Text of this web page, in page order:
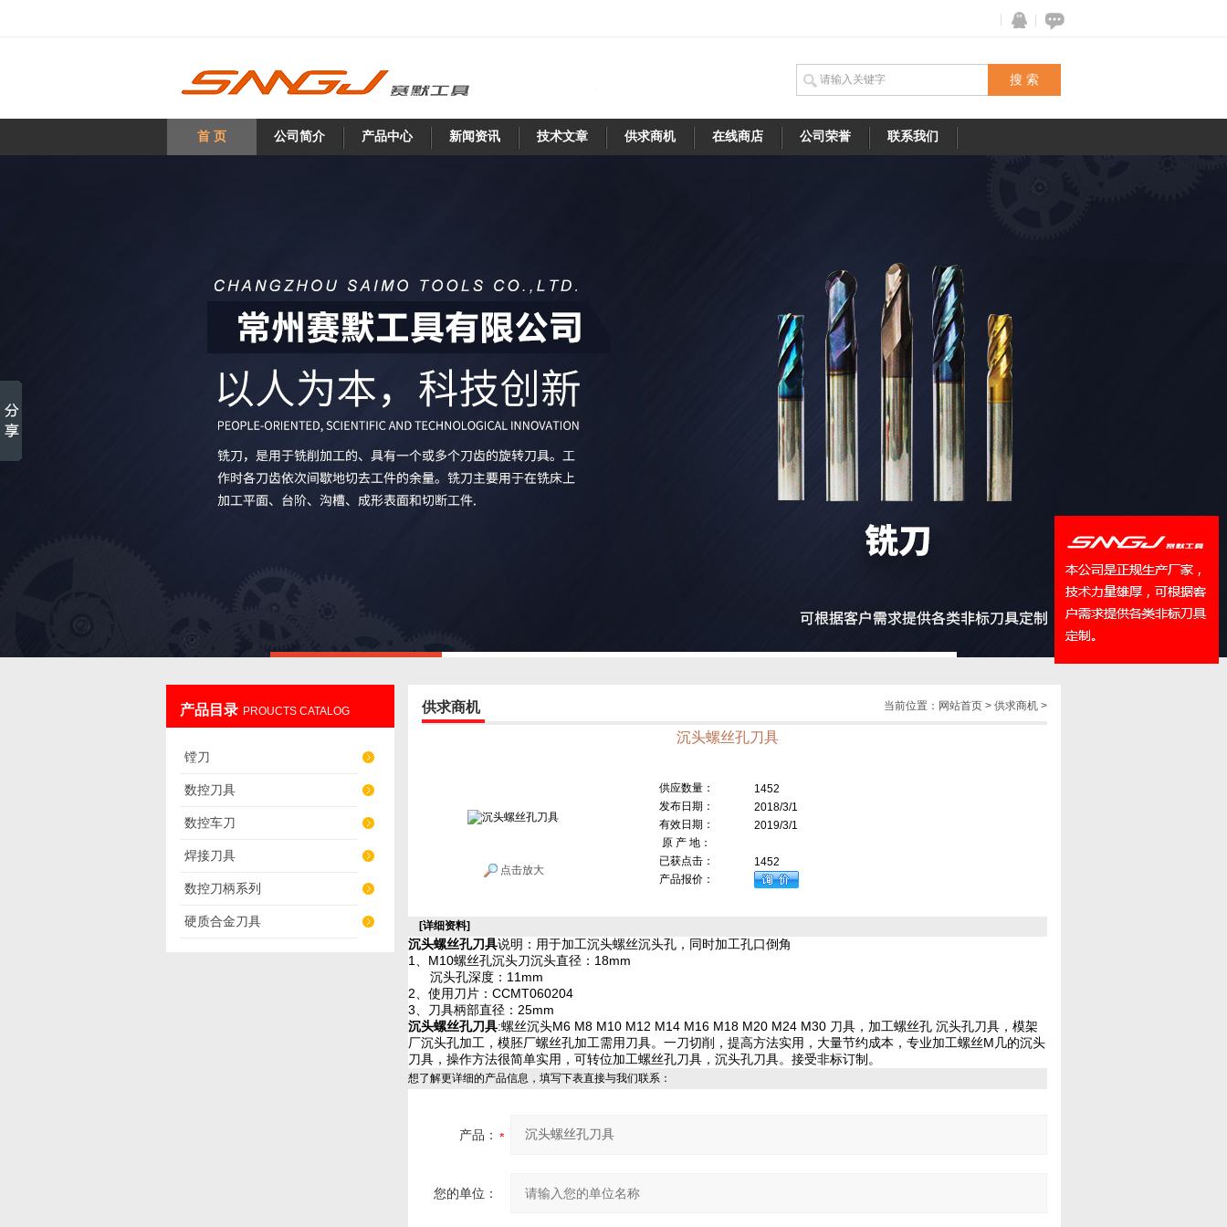
QQ
首 页 公司简介 产品中心 新闻资讯 技术文章 供求商机 在线商店 公司荣誉 联系我们
产品目录 PROUCTS CATALOG
镗刀
数控刀具
数控车刀
焊接刀具
数控刀柄系列
硬质合金刀具
当前位置： 网站首页 > 供求商机 >
供求商机
沉头螺丝孔刀具
点击放大
供应数量：
1452
发布日期：
2018/3/1
有效日期：
2019/3/1
原 产 地：
已获点击：
1452
产品报价：
[详细资料]
沉头螺丝孔刀具说明：用于加工沉头螺丝沉头孔，同时加工孔口倒角
1、M10螺丝孔沉头刀沉头直径：18mm
沉头孔深度：11mm
2、使用刀片：CCMT060204
3、刀具柄部直径：25mm
沉头螺丝孔刀具:螺丝沉头M6 M8 M10 M12 M14 M16 M18 M20 M24 M30 刀具，加工螺丝孔 沉头孔刀具，模架
厂沉头孔加工，模胚厂螺丝孔加工需用刀具。一刀切削，提高方法实用，大量节约成本，专业加工螺丝M几的沉头
刀具，操作方法很简单实用，可转位加工螺丝孔刀具，沉头孔刀具。接受非标订制。
想了解更详细的产品信息，填写下表直接与我们联系：
产品：
您的单位：